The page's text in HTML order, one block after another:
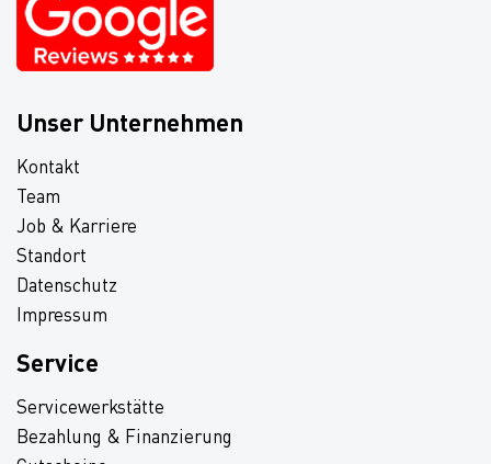
Unser Unternehmen
Kontakt
Team
Job & Karriere
Standort
Datenschutz
Impressum
Service
Servicewerkstätte
Bezahlung & Finanzierung